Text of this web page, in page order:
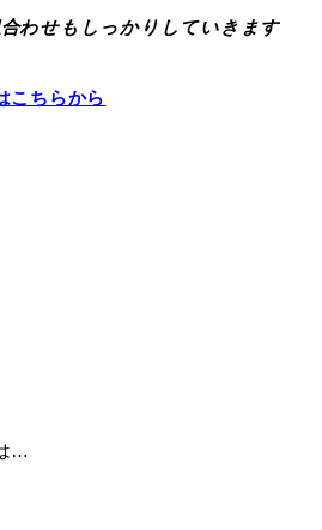
わせもしっかりしていきます
こちらから
…